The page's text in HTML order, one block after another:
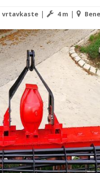
vrtavkaste | 4 m |